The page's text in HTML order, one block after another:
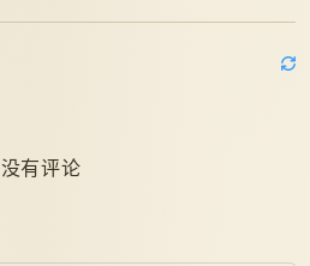
没有评论